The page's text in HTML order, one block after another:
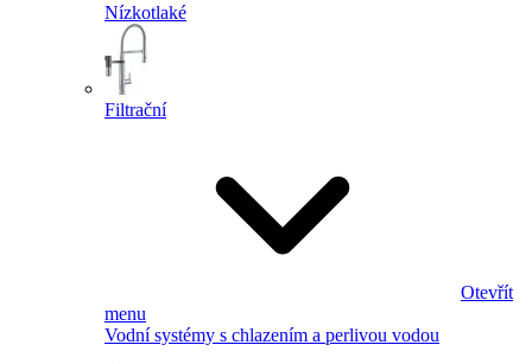
Nízkotlaké
Filtrační
Otevřít
menu
Vodní systémy s chlazením a perlivou vodou